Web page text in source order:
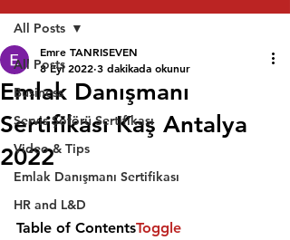
All Posts
Business
Servis Şöförü Sertifikası
Video & Tips
Emlak Danışmanı Sertifikası
HR and L&D
All Posts
Emlak Danışmanı
Sertifikası Kaş Antalya
2022
Emre TANRISEVEN
8 Eyl 2022 3 dakikada okunur
Table of ContentsToggle